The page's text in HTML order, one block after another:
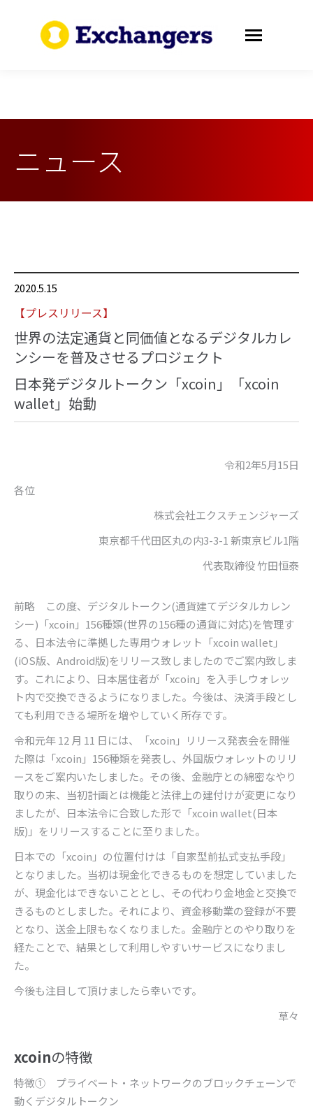
ニュース
2020.5.15
【プレスリリース】
世界の法定通貨と同価値となるデジタルカレ
ンシーを普及させるプロジェクト
日本発デジタルトークン「xcoin」「xcoin
wallet」始動
令和2年5月15日
各位
株式会社エクスチェンジャーズ
東京都千代田区丸の内3-3-1 新東京ビル1階
代表取締役竹田恒泰
前略 この度、デジタルトークン(通貨建てデジタルカレン
シー)「xcoin」156種類(世界の156種の通貨に対応)を管理す
る、日本法令に準拠した専用ウォレット「xcoin wallet」
(iOS版、Android版)をリリース致しましたのでご案内致しま
す。これにより、日本居住者が「xcoin」を入手しウォレッ
ト内で交換できるようになりました。今後は、決済手段とし
ても利用できる場所を増やしていく所存です。
令和元年 12 月 11 日には、「xcoin」リリース発表会を開催
た際は「xcoin」156種類を発表し、外国版ウォレットのリリ
ースをご案内いたしました。その後、金融庁との綿密なやり
取りの末、当初計画とは機能と法律上の建付けが変更になり
ましたが、日本法令に合致した形で「xcoin wallet(日本
版)」をリリースすることに至りました。
日本での「xcoin」の位置付けは「自家型前払式支払手段」
となりました。当初は現金化できるものを想定していました
が、現金化はできないこととし、その代わり金地金と交換で
きるものとしました。それにより、資金移動業の登録が不要
となり、送金上限もなくなりました。金融庁とのやり取りを
経たことで、結果として利用しやすいサービスになりまし
た。
今後も注目して頂けましたら幸いです。
草々
xcoinの特徴
特徴① プライベート・ネットワークのブロックチェーンで
動くデジタルトークン